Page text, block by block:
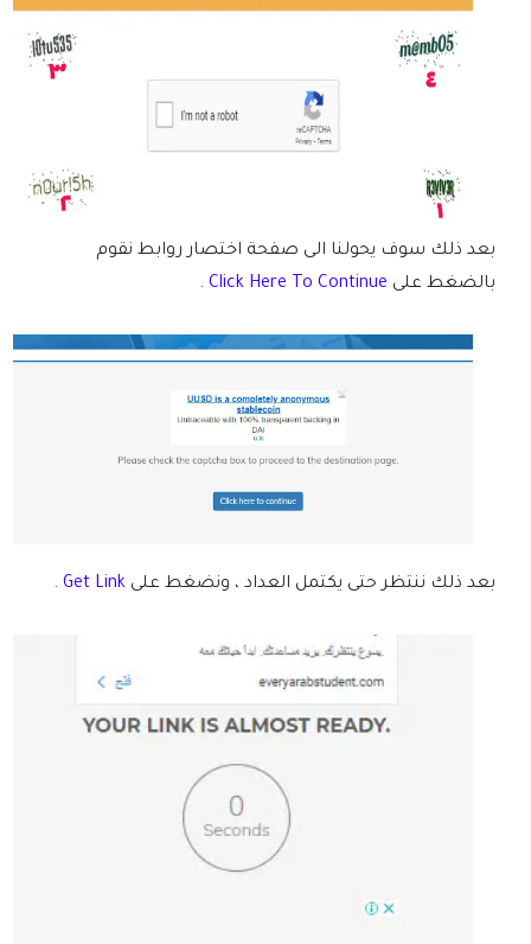
بعد ذلك سوف يحولنا الى صفحة اختصار روابط نقوم
بالضغط علىClick Here To Continue
.
بعد ذلك ننتظر حتى يكتمل العداد ، ونضغط علىGet Link
.